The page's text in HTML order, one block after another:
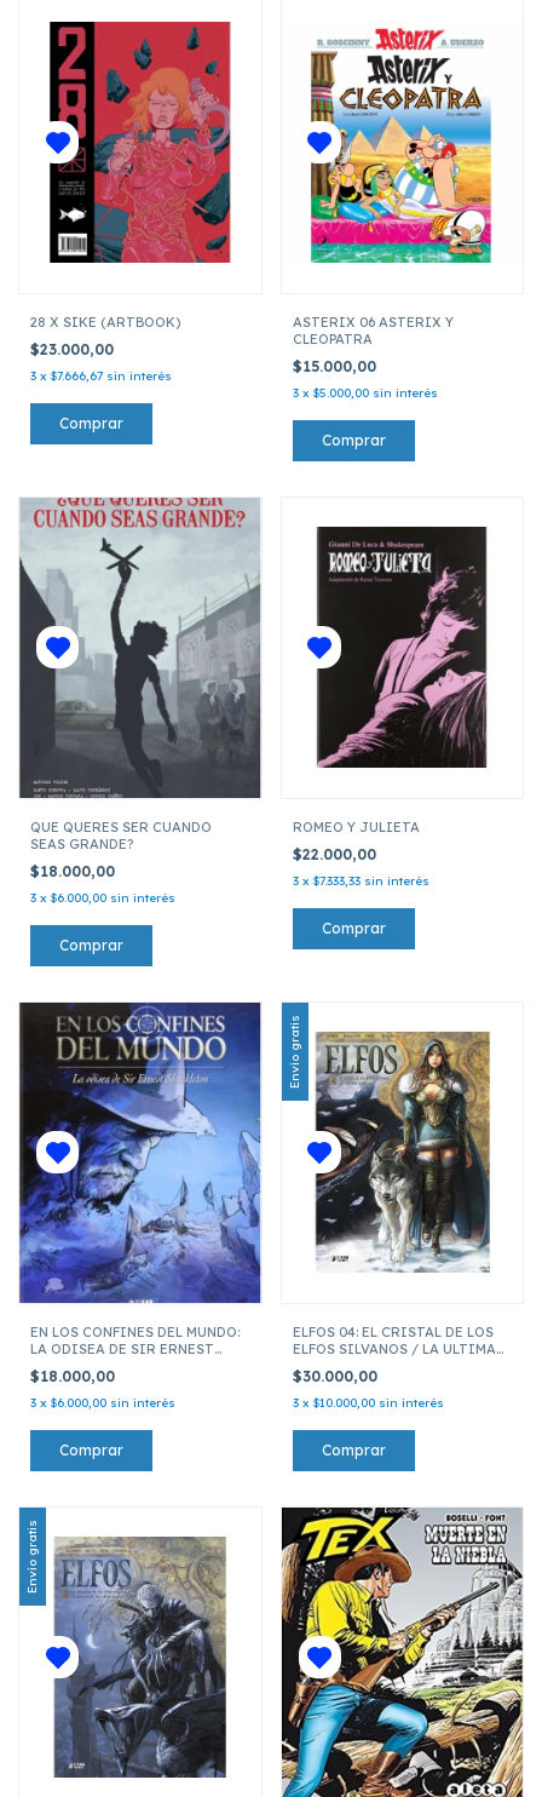
28 X SIKE (ARTBOOK)
$23.000,00
3 x $7.666,67 sin interés
ASTERIX 06 ASTERIX Y
CLEOPATRA
$15.000,00
3 x $5.000,00 sin interés
QUE QUERES SER CUANDO
SEAS GRANDE?
$18.000,00
3 x $6.000,00 sin interés
ROMEO Y JULIETA
$22.000,00
3 x $7.333,33 sin interés
EN LOS CONFINES DEL MUNDO:
LA ODISEA DE SIR ERNEST
$18.000,00
3 x $6.000,00 sin interés
Envío gratis
ELFOS 04: EL CRISTAL DE LOS
ELFOS SILVANOS / LA ULTIMA
$30.000,00
3 x $10.000,00 sin interés
Envío gratis